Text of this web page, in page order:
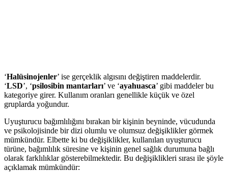
‘Halüsinojenler’ ise gerçeklik algısını değiştiren maddelerdir.
‘LSD’, ‘psilosibin mantarları’ ve ‘ayahuasca’ gibi maddeler bu
kategoriye girer. Kullanım oranları genellikle küçük ve özel
gruplarda yoğundur.
Uyuşturucu bağımlılığını bırakan bir kişinin beyninde, vücudunda
ve psikolojisinde bir dizi olumlu ve olumsuz değişiklikler görmek
mümkündür. Elbette ki bu değişiklikler, kullanılan uyuşturucu
türüne, bağımlılık süresine ve kişinin genel sağlık durumuna bağlı
olarak farklılıklar gösterebilmektedir. Bu değişiklikleri sırası ile şöyle
açıklamak mümkündür: